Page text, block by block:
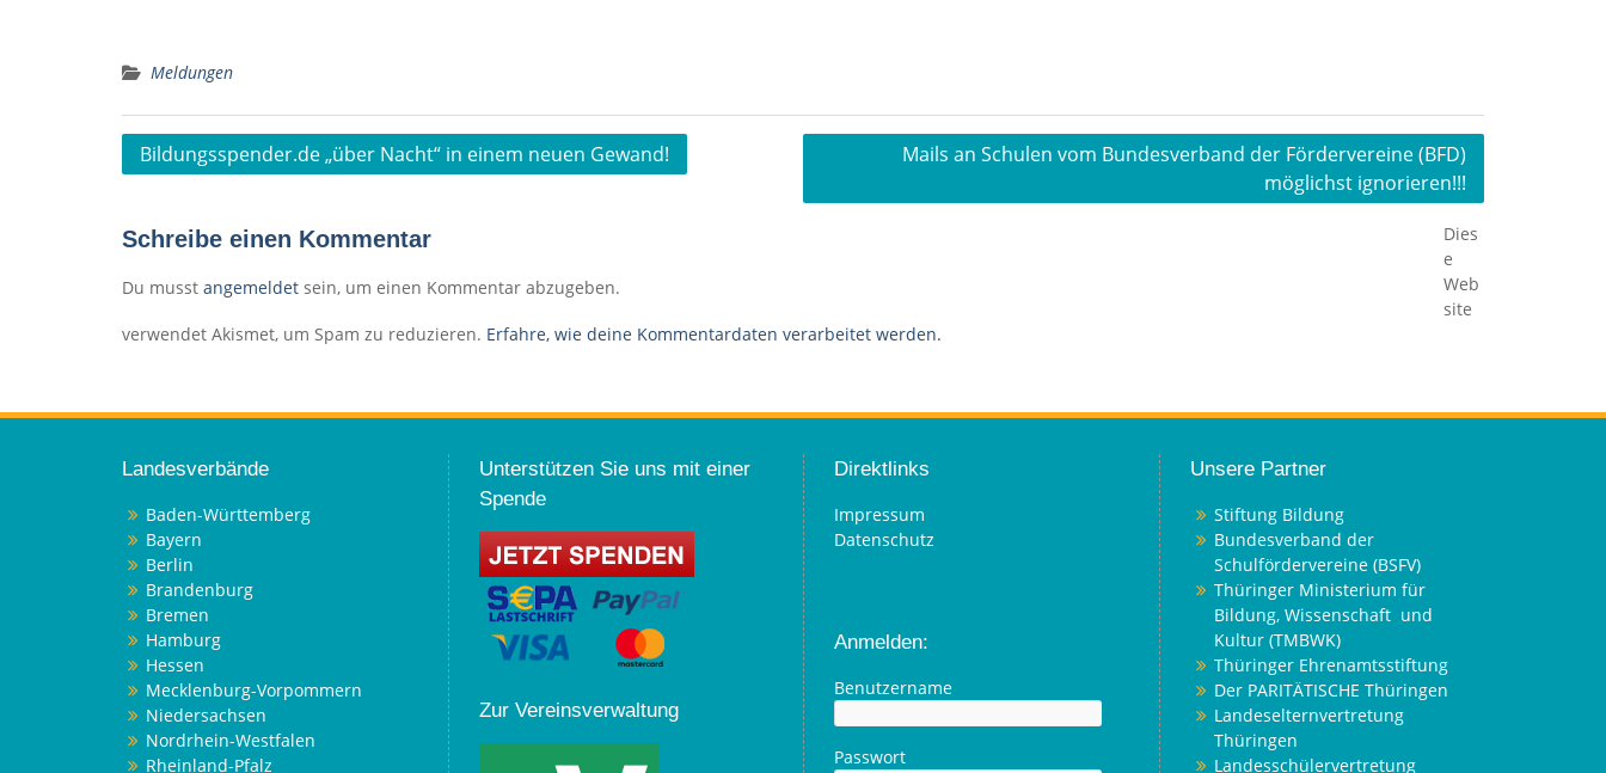
Meldungen
Beitragsnavigation
Bildungsspender.de „über Nacht“ in einem neuen Gewand!
Mails an Schulen vom Bundesverband der Fördervereine (BFD)
möglichst ignorieren!!!
Schreibe einen Kommentar
Du musst angemeldet sein, um einen Kommentar abzugeben.
Dies
e
Web
site
verwendet Akismet, um Spam zu reduzieren. Erfahre, wie deine Kommentardaten verarbeitet werden.
Landesverbände
Baden-Württemberg
Bayern
Berlin
Brandenburg
Bremen
Hamburg
Hessen
Mecklenburg-Vorpommern
Niedersachsen
Nordrhein-Westfalen
Rheinland-Pfalz
Unterstützen Sie uns mit einer
Spende
Zur Vereinsverwaltung
Direktlinks
Impressum
Datenschutz
Anmelden:
Benutzername
Passwort
Unsere Partner
Stiftung Bildung
Bundesverband der
Schulfördervereine (BSFV)
Thüringer Ministerium für
Bildung, Wissenschaft und
Kultur (TMBWK)
Thüringer Ehrenamtsstiftung
Der PARITÄTISCHE Thüringen
Landeselternvertretung
Thüringen
Landesschülervertretung